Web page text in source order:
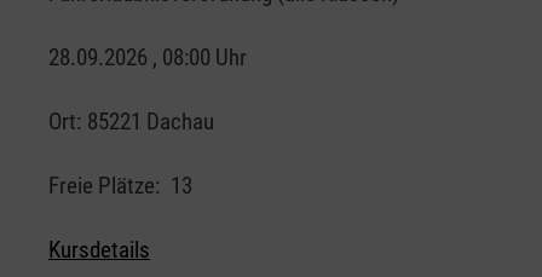
28.09.2026 , 08:00 Uhr
Ort: 85221 Dachau
Freie Plätze: 13
Kursdetails